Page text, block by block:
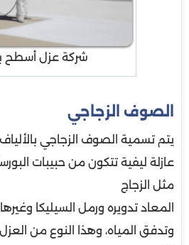
شركة عزل أسطح
الصوف الزجاجي
يتم تسمية الصوف الزجاجي
عازلة ليفية تتكون من حبيبات
مثل الزجاج
المعاد تدويره ورمل السيليكا
وتدفق المياه، وهذا النوع من